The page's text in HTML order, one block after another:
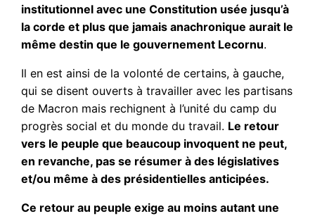
institutionnel avec une Constitution usée jusqu’à
la corde et plus que jamais anachronique aurait le
même destin que le gouvernement Lecornu.
Il en est ainsi de la volonté de certains, à gauche,
qui se disent ouverts à travailler avec les partisans
de Macron mais rechignent à l’unité du camp du
progrès social et du monde du travail. Le retour
vers le peuple que beaucoup invoquent ne peut,
en revanche, pas se résumer à des législatives
et/ou même à des présidentielles anticipées.
Ce retour au peuple exige au moins autant une